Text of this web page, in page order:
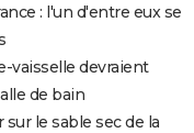
: l'un d'entre eux se
vaisselle devraient
de bain
le sable sec de la